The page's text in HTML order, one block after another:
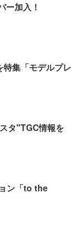
ー加入！
集「モデルプレ
タ"TGC情報を
ン「to the